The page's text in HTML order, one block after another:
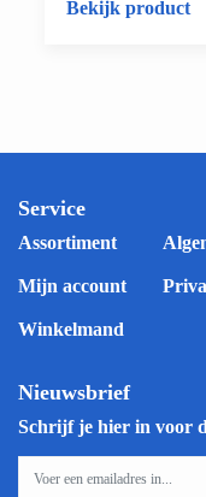
Bekijk product
Service
Assortiment
Mijn account
Winkelmand
Nieuwsbrief
Schrijf je hier in voor